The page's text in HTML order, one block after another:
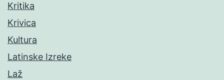
Kritika
Krivica
Kultura
Latinske Izreke
Laž